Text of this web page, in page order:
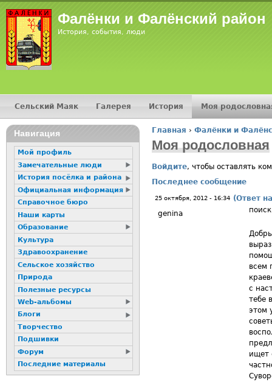
Фалёнки и Фалёнский район
История, события, люди
Вы здесь
Главная › Фалёнки и
Моя родословная
Войдите, чтобы оставлять
Последнее сообщение
25 октября, 2012 - 16:34 (Ответ
genina
всем
с
тебе
этом
ищет
Главное меню
Сельский Маяк Галерея История Моя
16+
Навигация
Мой профиль
Замечательные люди
История посёлка и района
Официальная информация
Справочное бюро
Наши карты
Образование
Культура
Здравоохранение
Сельское хозяйство
Природа
Полезные ресурсы
Web-альбомы
Блоги
Творчество
Подшивки
Форум
Последние материалы